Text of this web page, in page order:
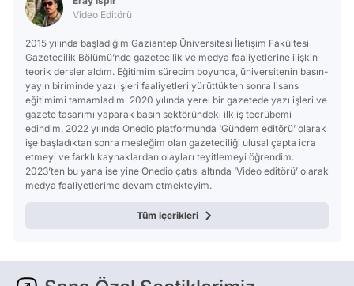
Video Editörü
2015 yılında başladığım Gaziantep Üniversitesi İletişim Fakültesi
Gazetecilik Bölümü’nde gazetecilik ve medya faaliyetlerine ilişkin
teorik dersler aldım. Eğitimim sürecim boyunca, üniversitenin basın-
yayın biriminde yazı işleri faaliyetleri yürüttükten sonra lisans
eğitimimi tamamladım. 2020 yılında yerel bir gazetede yazı işleri ve
gazete tasarımı yaparak basın sektöründeki ilk iş tecrübemi
edindim. 2022 yılında Onedio platformunda ‘Gündem editörü’ olarak
işe başladıktan sonra mesleğim olan gazeteciliği ulusal çapta icra
etmeyi ve farklı kaynaklardan olayları teyitlemeyi öğrendim.
2023’ten bu yana ise yine Onedio çatısı altında ‘Video editörü’ olarak
medya faaliyetlerime devam etmekteyim.
Tüm içerikleri